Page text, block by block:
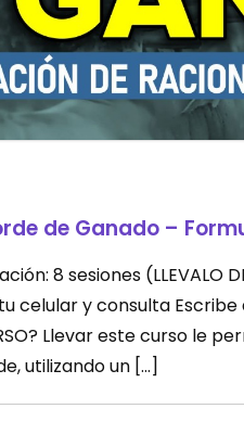
de Ganado –
8 sesiones (LLEVALO
celular y consulta Escribe
Llevar este curso
utilizando un […]